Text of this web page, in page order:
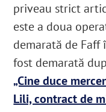
priveau strict
este a doua
demarată de Faff
fost demarată
„Cine duce
Lili, contract de